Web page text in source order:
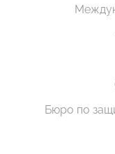
Бюро по